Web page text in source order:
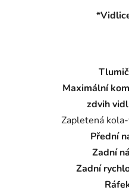
Tlumič
Maximální
zdvih
Zapletená
Přední
Zadní
Zadní